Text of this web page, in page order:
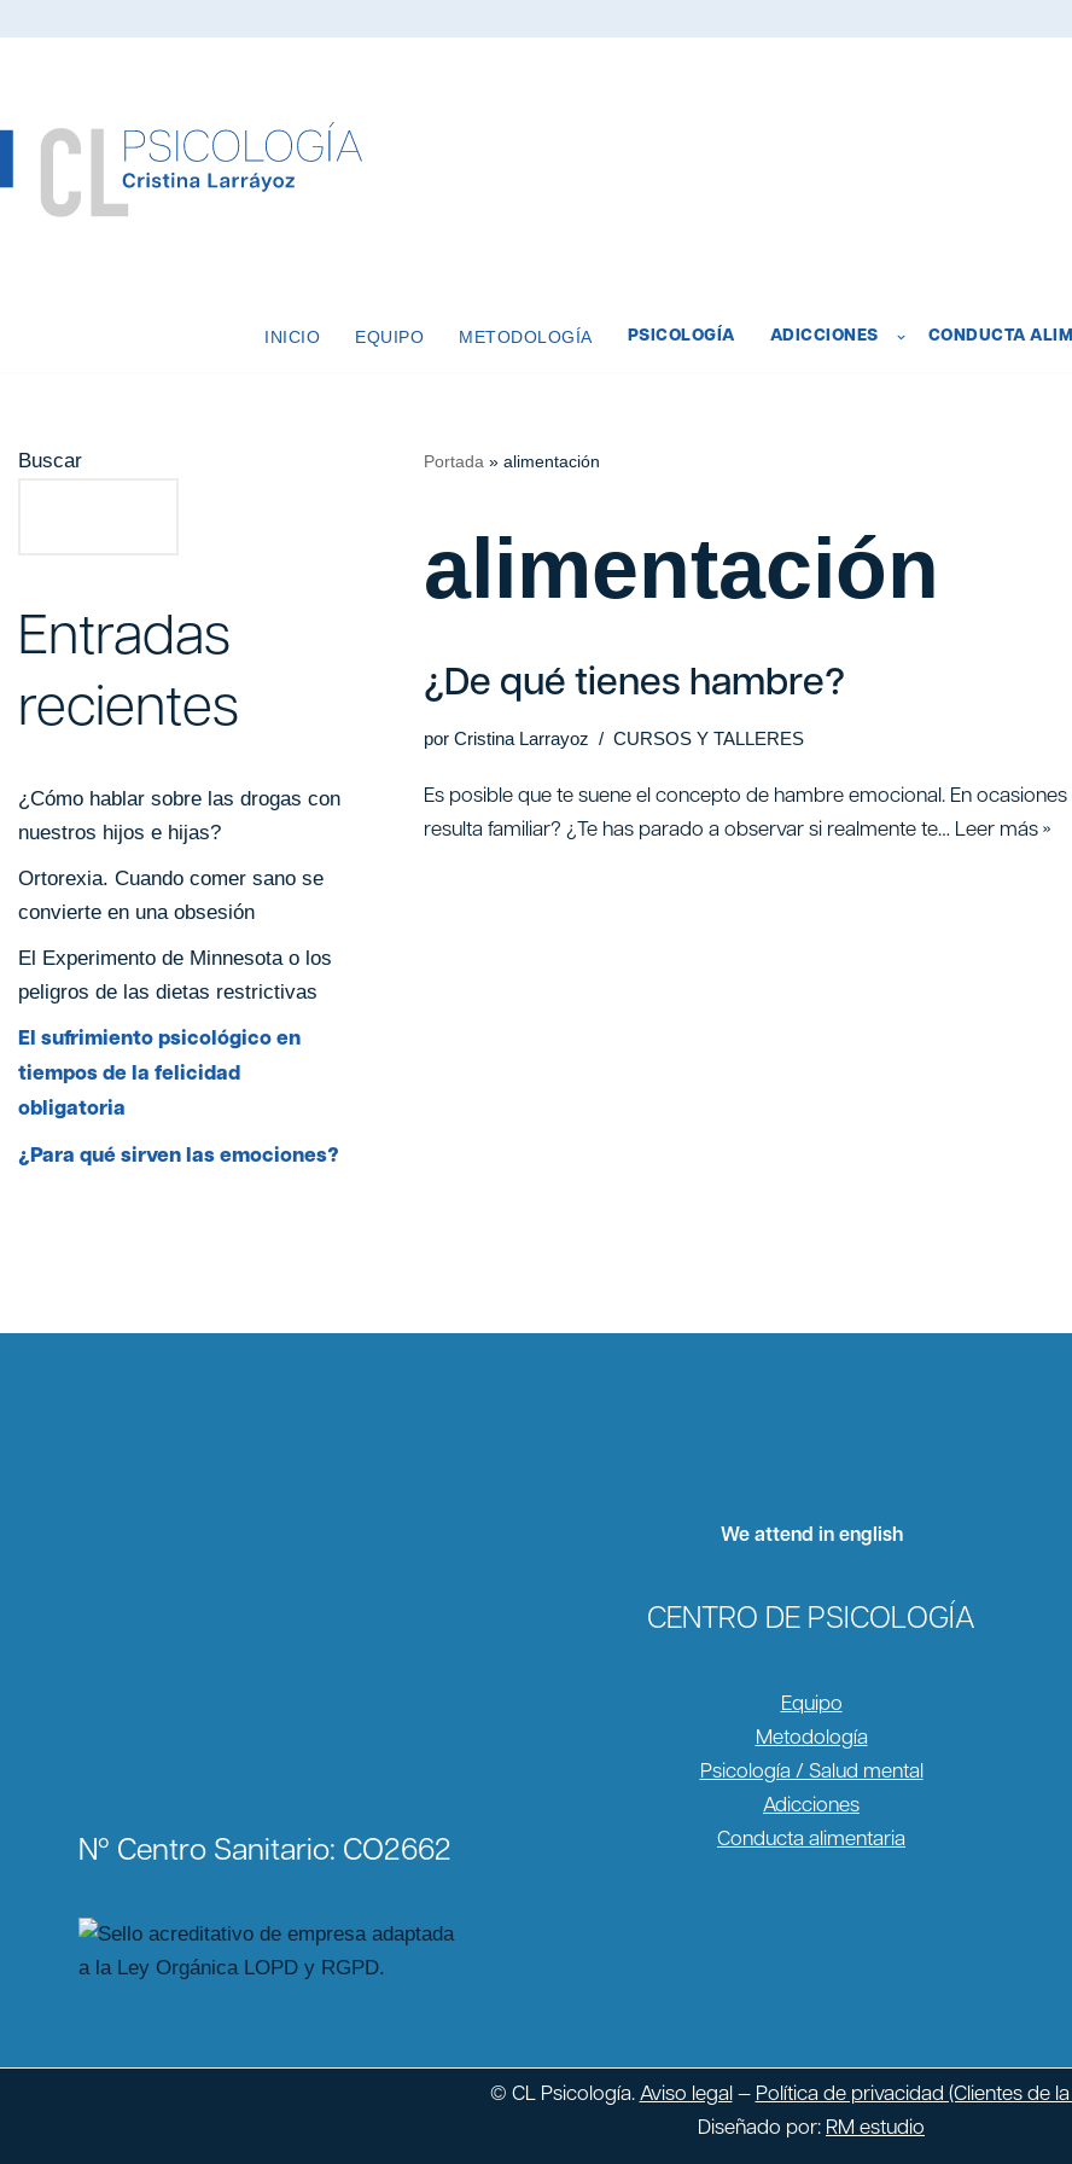
contenido
INICIO EQUIPO METODOLOGÍA PSICOLOGÍA ADICCIONES CONDUCTA
Buscar
Entradas
recientes
¿Cómo hablar sobre las drogas con
nuestros hijos e hijas?
Ortorexia. Cuando comer sano se
convierte en una obsesión
El Experimento de Minnesota o los
peligros de las dietas restrictivas
El sufrimiento psicológico en
tiempos de la felicidad
obligatoria
¿Para qué sirven las emociones?
Portada » alimentación
alimentación
¿De qué tienes hambre?
por Cristina Larrayoz CURSOS Y TALLERES
Es posible que te suene el concepto de hambre emocional. En
resulta familiar? ¿Te has parado a observar si realmente te… Leer más »
Nº Centro Sanitario: CO2662
We attend in english
CENTRO DE PSICOLOGÍA
Equipo
Metodología
Psicología / Salud mental
Adicciones
Conducta alimentaria
© CL Psicología. Aviso legal — Política de privacidad (Clientes de
Diseñado por: RM estudio